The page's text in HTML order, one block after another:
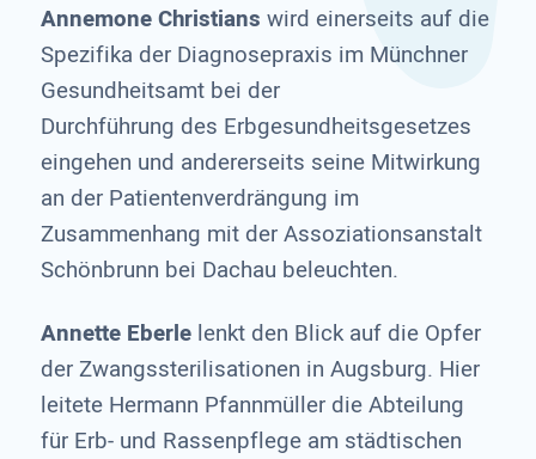
Annemone Christians wird einerseits auf die
Spezifika der Diagnosepraxis im Münchner
Gesundheitsamt bei der
Durchführung des Erbgesundheitsgesetzes
eingehen und andererseits seine Mitwirkung
an der Patientenverdrängung im
Zusammenhang mit der Assoziationsanstalt
Schönbrunn bei Dachau beleuchten.
Annette Eberlelenkt den Blick auf die Opfer
der Zwangssterilisationen in Augsburg. Hier
leitete Hermann Pfannmüller die Abteilung
für Erb- und Rassenpflege am städtischen